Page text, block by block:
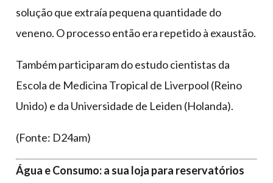
solução que extraía pequena quantidade do
veneno. O processo então era repetido à exaustão.
Também participaram do estudo cientistas da
Escola de Medicina Tropical de Liverpool (Reino
Unido) e da Universidade de Leiden (Holanda).
(Fonte: D24am)
Água e Consumo: a sua loja para reservatórios